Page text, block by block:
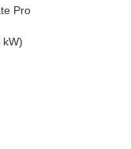
Pro
kW)